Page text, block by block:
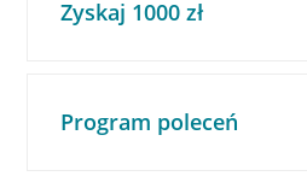
Zyskaj 1000 zł
Program poleceń